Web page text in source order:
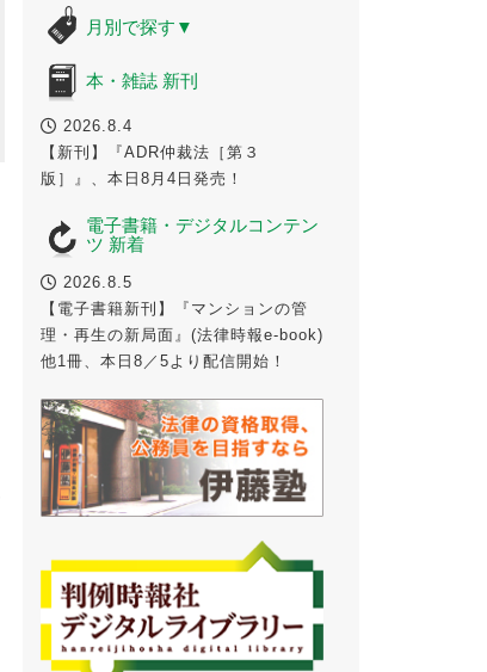
月別で探す ▼
本・雑誌 新刊
2026.8.4
【新刊】『ADR仲裁法［第３
版］』、本日8月4日発売！
電子書籍・デジタルコンテン
ツ 新着
2026.8.5
【電子書籍新刊】『マンションの管
理・再生の新局面』(法律時報e-book)
他1冊、本日8／5より配信開始！